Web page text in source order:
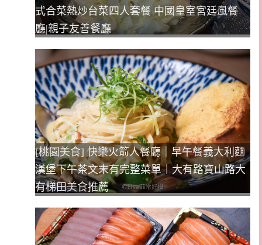
式合菜熱炒台菜四人套餐 中國皇室宮廷風餐
廳|親子友善餐廳
[桃園美食] 快樂火箭人餐廳｜早午餐義大利麵
漢堡下午茶文末有完整菜單｜大有路寶山路大
有梯田美食推薦